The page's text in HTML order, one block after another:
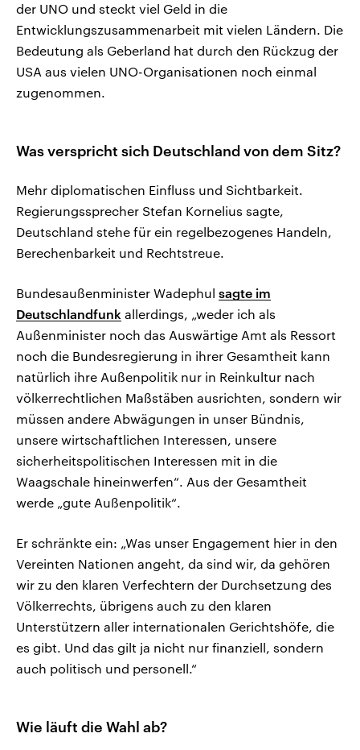
der UNO und steckt viel Geld in die
Entwicklungszusammenarbeit mit vielen Ländern. Die
Bedeutung als Geberland hat durch den Rückzug der
USA aus vielen UNO-Organisationen noch einmal
zugenommen.
Was verspricht sich Deutschland von dem Sitz?
Mehr diplomatischen Einfluss und Sichtbarkeit.
Regierungssprecher Stefan Kornelius sagte,
Deutschland stehe für ein regelbezogenes Handeln,
Berechenbarkeit und Rechtstreue.
Bundesaußenminister Wadephul sagte im
Deutschlandfunk allerdings, „weder ich als
Außenminister noch das Auswärtige Amt als Ressort
noch die Bundesregierung in ihrer Gesamtheit kann
natürlich ihre Außenpolitik nur in Reinkultur nach
völkerrechtlichen Maßstäben ausrichten, sondern wir
müssen andere Abwägungen in unser Bündnis,
unsere wirtschaftlichen Interessen, unsere
sicherheitspolitischen Interessen mit in die
Waagschale hineinwerfen“. Aus der Gesamtheit
werde „gute Außenpolitik“.
Er schränkte ein: „Was unser Engagement hier in den
Vereinten Nationen angeht, da sind wir, da gehören
wir zu den klaren Verfechtern der Durchsetzung des
Völkerrechts, übrigens auch zu den klaren
Unterstützern aller internationalen Gerichtshöfe, die
es gibt. Und das gilt ja nicht nur finanziell, sondern
auch politisch und personell.“
Wie läuft die Wahl ab?